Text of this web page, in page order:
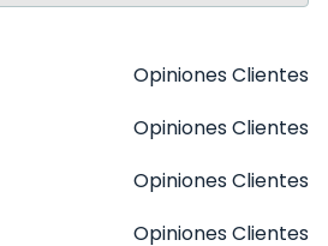
Opiniones Clientes
Opiniones Clientes
Opiniones Clientes
Opiniones Clientes